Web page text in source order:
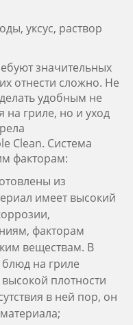
уксус, раствор
значительных
отнести сложно. Не
удобным не
на гриле, но и уход
Clean. Система
факторам:
из
имеет высокий
факторам
веществам. В
на гриле
плотности
в ней пор, он